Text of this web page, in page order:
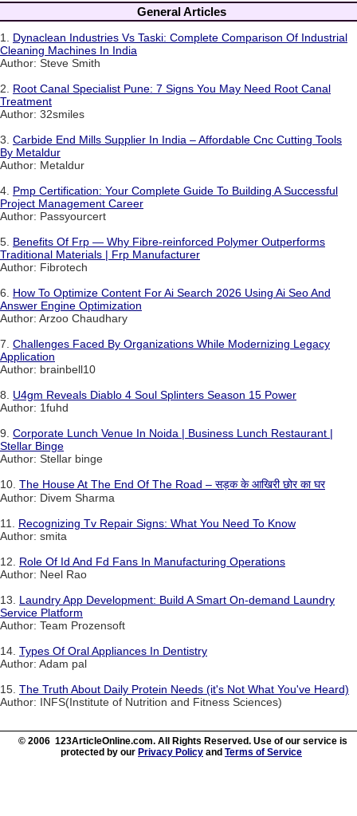
General Articles
1. Dynaclean Industries Vs Taski: Complete Comparison Of Industrial
Cleaning Machines In India
Author: Steve Smith
2. Root Canal Specialist Pune: 7 Signs You May Need Root Canal
Treatment
Author: 32smiles
3. Carbide End Mills Supplier In India – Affordable Cnc Cutting Tools
By Metaldur
Author: Metaldur
4. Pmp Certification: Your Complete Guide To Building A Successful
Project Management Career
Author: Passyourcert
5. Benefits Of Frp — Why Fibre-reinforced Polymer Outperforms
Traditional Materials | Frp Manufacturer
Author: Fibrotech
6. How To Optimize Content For Ai Search 2026 Using Ai Seo And
Answer Engine Optimization
Author: Arzoo Chaudhary
7. Challenges Faced By Organizations While Modernizing Legacy
Application
Author: brainbell10
8. U4gm Reveals Diablo 4 Soul Splinters Season 15 Power
Author: 1fuhd
9. Corporate Lunch Venue In Noida | Business Lunch Restaurant |
Stellar Binge
Author: Stellar binge
10. The House At The End Of The Road – सड़क के आखिरी छोर का घर
Author: Divem Sharma
11. Recognizing Tv Repair Signs: What You Need To Know
Author: smita
12. Role Of Id And Fd Fans In Manufacturing Operations
Author: Neel Rao
13. Laundry App Development: Build A Smart On-demand Laundry
Service Platform
Author: Team Prozensoft
14. Types Of Oral Appliances In Dentistry
Author: Adam pal
15. The Truth About Daily Protein Needs (it's Not What You've Heard)
Author: INFS(Institute of Nutrition and Fitness Sciences)
© 2006 123ArticleOnline.com. All Rights Reserved. Use of our service is
protected by our Privacy Policy and Terms of Service